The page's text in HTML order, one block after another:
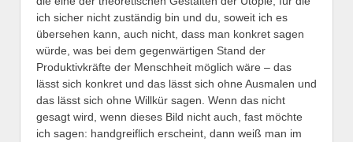
ich sicher nicht zuständig bin und du, soweit ich es
übersehen kann, auch nicht, dass man konkret sagen
würde, was bei dem gegenwärtigen Stand der
Produktivkräfte der Menschheit möglich wäre – das
lässt sich konkret und das lässt sich ohne Ausmalen und
das lässt sich ohne Willkür sagen. Wenn das nicht
gesagt wird, wenn dieses Bild nicht auch, fast möchte
ich sagen: handgreiflich erscheint, dann weiß man im